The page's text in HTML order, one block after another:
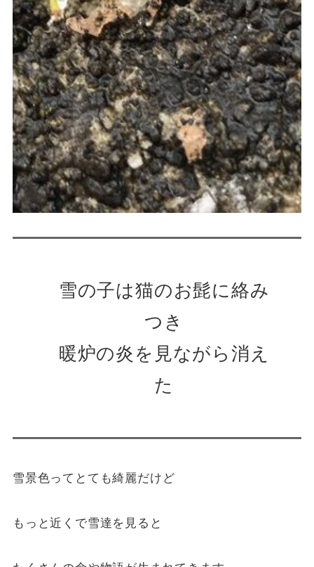
雪の子は猫のお髭に絡み
つき
暖炉の炎を見ながら消え
た
雪景色ってとても綺麗だけど
もっと近くで雪達を見ると